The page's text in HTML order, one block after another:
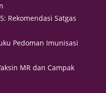
Rekomendasi Satgas
Pedoman Imunisasi
MR dan Campak